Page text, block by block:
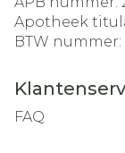
Apotheek
BTW nummer:
FAQ